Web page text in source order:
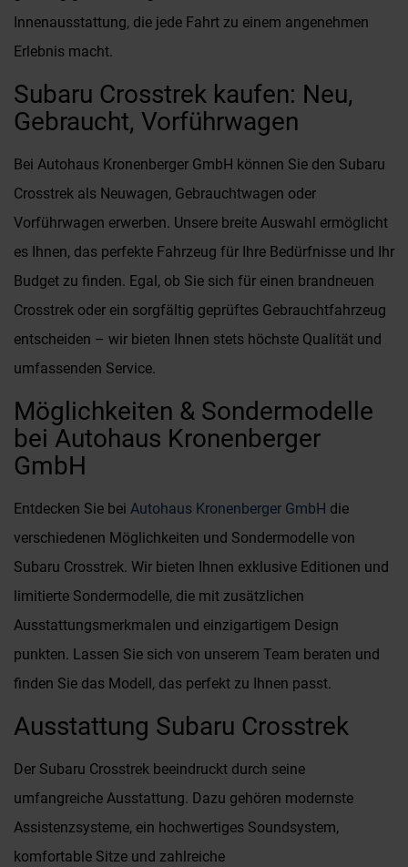
Innenausstattung, die jede Fahrt zu einem angenehmen
Erlebnis macht.
Subaru Crosstrek kaufen: Neu,
Gebraucht, Vorführwagen
Bei Autohaus Kronenberger GmbH können Sie den Subaru
Crosstrek als Neuwagen, Gebrauchtwagen oder
Vorführwagen erwerben. Unsere breite Auswahl ermöglicht
es Ihnen, das perfekte Fahrzeug für Ihre Bedürfnisse und Ihr
Budget zu finden. Egal, ob Sie sich für einen brandneuen
Crosstrek oder ein sorgfältig geprüftes Gebrauchtfahrzeug
entscheiden – wir bieten Ihnen stets höchste Qualität und
umfassenden Service.
Möglichkeiten & Sondermodelle
bei Autohaus Kronenberger
GmbH
Entdecken Sie bei Autohaus Kronenberger GmbH die
verschiedenen Möglichkeiten und Sondermodelle von
Subaru Crosstrek. Wir bieten Ihnen exklusive Editionen und
limitierte Sondermodelle, die mit zusätzlichen
Ausstattungsmerkmalen und einzigartigem Design
punkten. Lassen Sie sich von unserem Team beraten und
finden Sie das Modell, das perfekt zu Ihnen passt.
Ausstattung Subaru Crosstrek
Der Subaru Crosstrek beeindruckt durch seine
umfangreiche Ausstattung. Dazu gehören modernste
Assistenzsysteme, ein hochwertiges Soundsystem,
komfortable Sitze und zahlreiche